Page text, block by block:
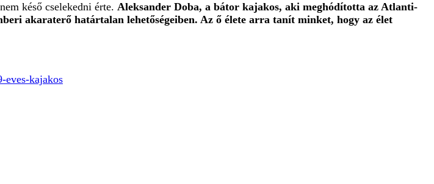
késő cselekedni érte. Aleksander Doba, a bátor kajakos, aki meghódította az Atlanti-
akaraterő határtalan lehetőségeiben. Az ő élete arra tanít minket, hogy az élet
eves-kajakos